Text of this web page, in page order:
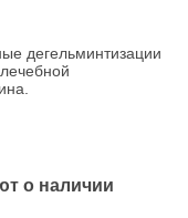
дегельминтизации
о наличии